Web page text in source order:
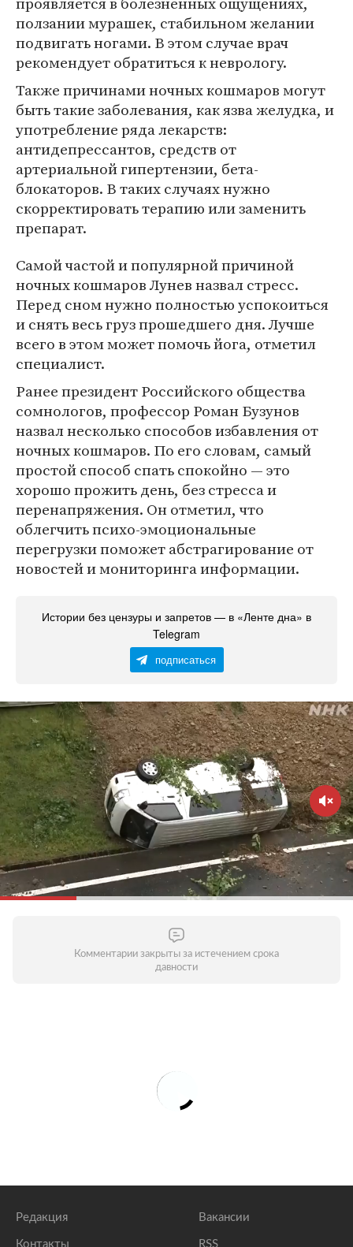
ползании мурашек, стабильном желании
подвигать ногами. В этом случае врач
рекомендует обратиться к неврологу.
Также причинами ночных кошмаров могут
быть такие заболевания, как язва желудка, и
употребление ряда лекарств:
антидепрессантов, средств от
артериальной гипертензии, бета-
блокаторов. В таких случаях нужно
скорректировать терапию или заменить
препарат.
Самой частой и популярной причиной
ночных кошмаров Лунев назвал стресс.
Перед сном нужно полностью успокоиться
и снять весь груз прошедшего дня. Лучше
вcего в этом может помочь йога, отметил
специалист.
Ранее президент Российского общества
сомнологов, профессор Роман Бузунов
назвал несколько способов избавления от
ночных кошмаров. По его словам, самый
простой способ спать спокойно — это
хорошо прожить день, без стресса и
перенапряжения. Он отметил, что
облегчить психо-эмоциональные
перегрузки поможет абстрагирование от
новостей и мониторинга информации.
Истории без цензуры и запретов — в «Ленте дна» в
Telegram
подписаться
Комментарии закрыты за истечением срока
давности
Редакция
Контакты
Вакансии
RSS